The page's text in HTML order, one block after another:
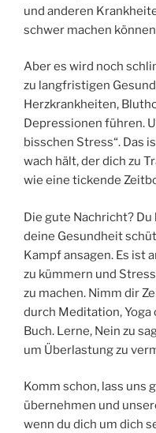
und anderen
schwer machen
Aber es wird noch
zu langfristigen
Herzkrankheiten,
Depressionen führen.
bisschen Stress“. Das
wach hält, der dich zu
wie eine tickende
Die gute Nachricht?
deine Gesundheit
Kampf ansagen. Es ist
zu kümmern und
zu machen. Nimm dir
durch Meditation,
Buch. Lerne, Nein zu
um Überlastung zu
Komm schon, lass uns
übernehmen und
wenn du dich um dich